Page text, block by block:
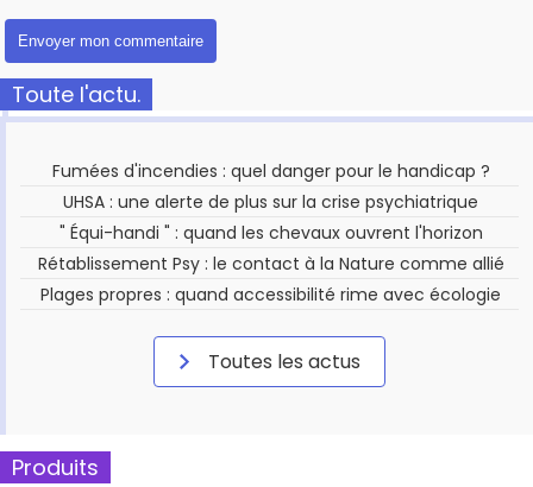
Toute l'actu.
Fumées d'incendies : quel danger pour le handicap ?
UHSA : une alerte de plus sur la crise psychiatrique
" Équi-handi " : quand les chevaux ouvrent l'horizon
Rétablissement Psy : le contact à la Nature comme allié
Plages propres : quand accessibilité rime avec écologie
Toutes les actus
Produits